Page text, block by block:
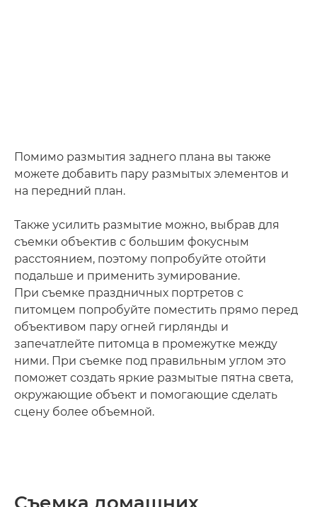
Помимо размытия заднего плана вы также
можете добавить пару размытых элементов и
на передний план.
Также усилить размытие можно, выбрав для
съемки объектив с большим фокусным
расстоянием, поэтому попробуйте отойти
подальше и применить зумирование.
При съемке праздничных портретов с
питомцем попробуйте поместить прямо перед
объективом пару огней гирлянды и
запечатлейте питомца в промежутке между
ними. При съемке под правильным углом это
поможет создать яркие размытые пятна света,
окружающие объект и помогающие сделать
сцену более объемной.
Съемка домашних